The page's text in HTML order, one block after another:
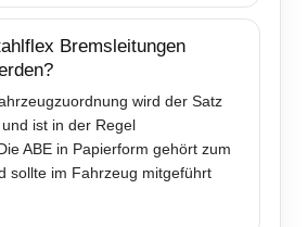
Bremsleitungen
wird der Satz
ist in der Regel
ABE in Papierform gehört zum
sollte im Fahrzeug mitgeführt